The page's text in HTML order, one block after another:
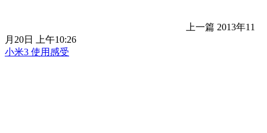
上一篇 2013年11
月20日 上午10:26
小米3 使用感受